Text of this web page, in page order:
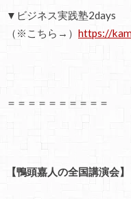
▼ビジネス実践塾2days
（※こちら→） https://
＝＝＝＝＝＝＝＝＝＝
【鴨頭嘉人の全国講演会】